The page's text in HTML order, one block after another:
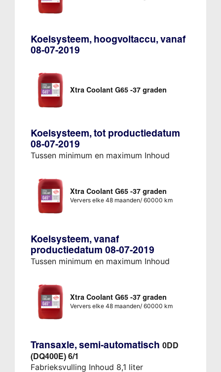
Koelsysteem, hoogvoltaccu, vanaf
08-07-2019
Xtra Coolant G65 -37 graden
Koelsysteem, tot productiedatum
08-07-2019
Tussen minimum en maximum Inhoud
Xtra Coolant G65 -37 graden
Ververs elke 48 maanden/ 60000 km
Koelsysteem, vanaf
productiedatum 08-07-2019
Tussen minimum en maximum Inhoud
Xtra Coolant G65 -37 graden
Ververs elke 48 maanden/ 60000 km
Transaxle, semi-automatisch 0DD
(DQ400E) 6/1
Fabrieksvulling Inhoud 8,1 liter